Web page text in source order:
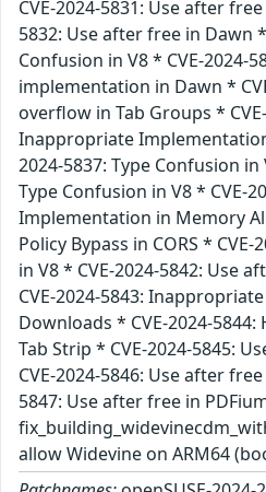
CVE-2024-5831: Use after
5832: Use after free in Dawn
Confusion in V8 * CVE-2024-
implementation in Dawn *
overflow in Tab Groups *
Inappropriate
2024-5837: Type Confusion in
Type Confusion in V8 * CVE-
Implementation in Memory
Policy Bypass in CORS *
in V8 * CVE-2024-5842: Use
CVE-2024-5843:
Downloads * CVE-2024-
Tab Strip * CVE-2024-5845:
CVE-2024-5846: Use after
5847: Use after free in
allow Widevine on ARM64